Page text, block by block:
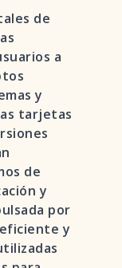
de
a
y
tarjetas
de
y
por
y